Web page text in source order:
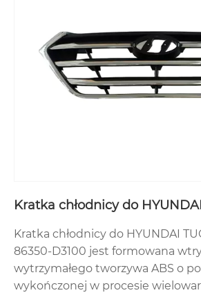
Kratka chłodnicy do
Kratka chłodnicy do HYUNDAI
86350-D3100 jest formowana
wytrzymałego tworzywa ABS o
wykończonej w procesie